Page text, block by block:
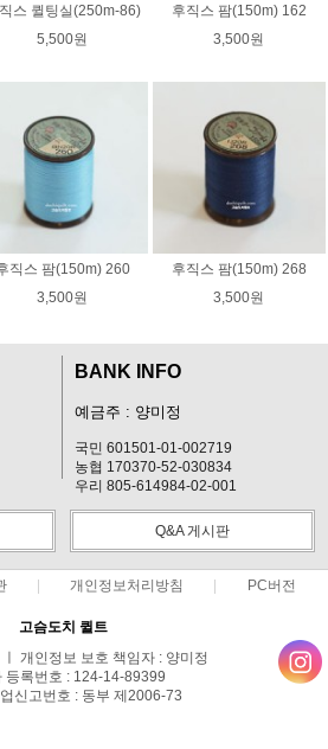
스 퀼팅실(250m-86)
5,500원
후직스 팜(150m) 162
3,500원
직스 팜(150m) 260
3,500원
후직스 팜(150m) 268
3,500원
BANK INFO
예금주 : 양미정
국민 601501-01-002719
농협 170370-52-030834
우리 805-614984-02-001
Q&A 게시판
개인정보처리방침 PC버전
고슴도치 퀼트
개인정보 보호 책임자 : 양미정
등록번호 : 124-14-89399
신고번호 : 동부 제2006-73